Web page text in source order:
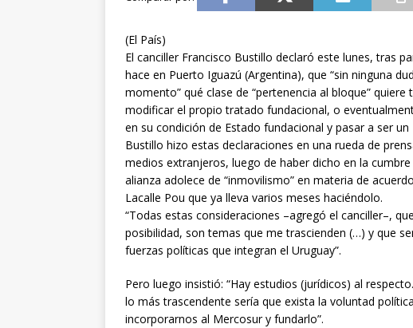
(El País)
El canciller Francisco Bustillo declaró este lunes, tras
hace en Puerto Iguazú (Argentina), que “sin ninguna
momento” qué clase de “pertenencia al bloque”
modificar el propio tratado fundacional, o
en su condición de Estado fundacional y pasar a ser un
Bustillo hizo estas declaraciones en una rueda de
medios extranjeros, luego de haber dicho en la
alianza adolece de “inmovilismo” en materia de
Lacalle Pou que ya lleva varios meses haciéndolo.
“Todas estas consideraciones –agregó el canciller–,
posibilidad, son temas que me trascienden (…) y que
fuerzas políticas que integran el Uruguay”.
Pero luego insistió: “Hay estudios (jurídicos) al
lo más trascendente sería que exista la voluntad
incorporarnos al Mercosur y fundarlo”.